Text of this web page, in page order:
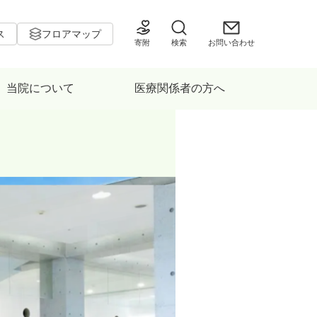
当院について 医療関係者の方へ
寄附 お問い合わせ
フロアマップ
検索